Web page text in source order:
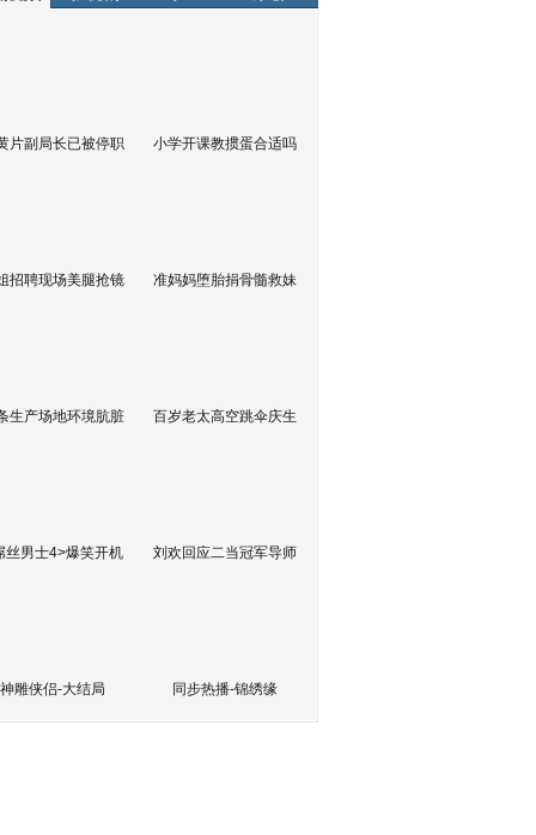
片副局长已被停职 小学开课教掼蛋合适吗
招聘现场美腿抢镜 准妈妈堕胎捐骨髓救妹
生产场地环境肮脏 百岁老太高空跳伞庆生
丝男士4>爆笑开机 刘欢回应二当冠军导师
神雕侠侣-大结局 同步热播-锦绣缘